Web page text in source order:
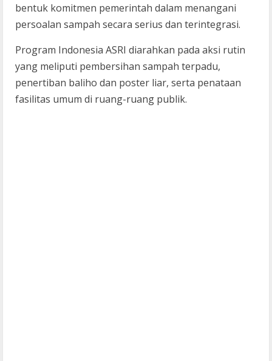
bentuk komitmen pemerintah dalam menangani
persoalan sampah secara serius dan terintegrasi.
Program Indonesia ASRI diarahkan pada aksi rutin
yang meliputi pembersihan sampah terpadu,
penertiban baliho dan poster liar, serta penataan
fasilitas umum di ruang-ruang publik.